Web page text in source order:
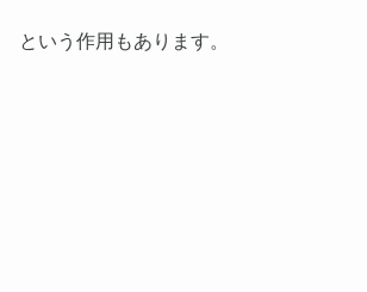
という作用もあります。